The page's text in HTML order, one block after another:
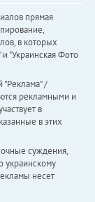
прямая
в которых
и "Украинская Фото
"Реклама" /
рекламными и
в
в этих
суждения,
украинскому
несет